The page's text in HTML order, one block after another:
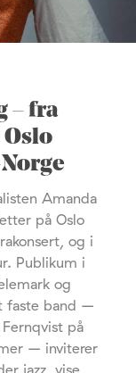
– fra
Amanda
på Oslo
og i
Publikum i
og
faste band –
på
– inviterer
jazz, vise,